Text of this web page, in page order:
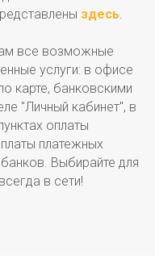
здесь.
все возможные
услуги: в офисе
карте, банковскими
"Личный кабинет", в
оплаты
платежных
Выбирайте для
в сети!